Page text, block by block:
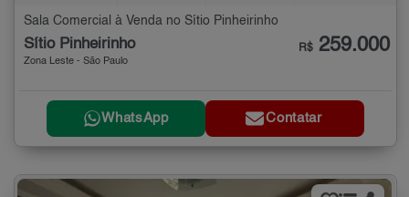
Sala Comercial à Venda no Sítio Pinheirinho
Sítio Pinheirinho
Zona Leste - São Paulo
R$ 259.000
WhatsApp Contatar